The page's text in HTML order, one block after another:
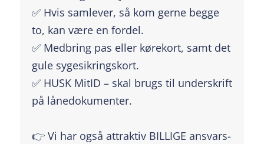
✅ Hvis samlever, så kom gerne begge
to, kan være en fordel.
✅ Medbring pas eller kørekort, samt det
gule sygesikringskort.
✅ HUSK MitID – skal brugs til underskrift
på lånedokumenter.
👉 Vi har også attraktiv BILLIGE ansvars-